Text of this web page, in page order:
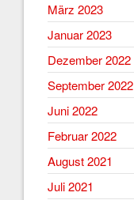
März 2023
Januar 2023
Dezember 2022
September 2022
Juni 2022
Februar 2022
August 2021
Juli 2021